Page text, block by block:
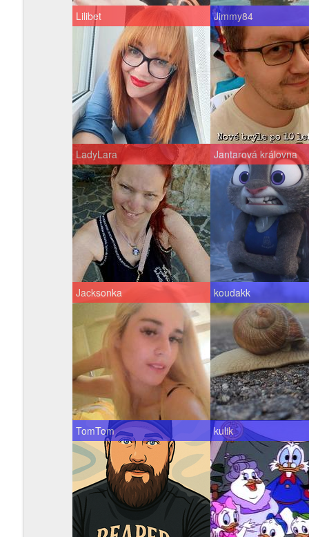
Lilibet Jimmy84
LadyLara Jantarová královna
Jacksonka koudakk
TomTom kulik